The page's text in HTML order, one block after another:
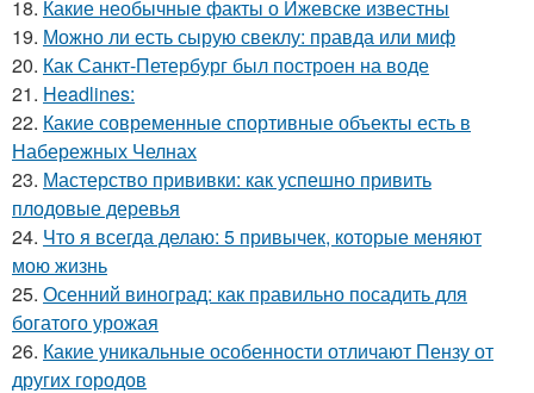
18. Какие необычные факты о Ижевске известны
19. Можно ли есть сырую свеклу: правда или миф
20. Как Санкт-Петербург был построен на воде
21. Headlines:
22. Какие современные спортивные объекты есть в
Набережных Челнах
23. Мастерство прививки: как успешно привить
плодовые деревья
24. Что я всегда делаю: 5 привычек, которые меняют
мою жизнь
25. Осенний виноград: как правильно посадить для
богатого урожая
26. Какие уникальные особенности отличают Пензу от
других городов